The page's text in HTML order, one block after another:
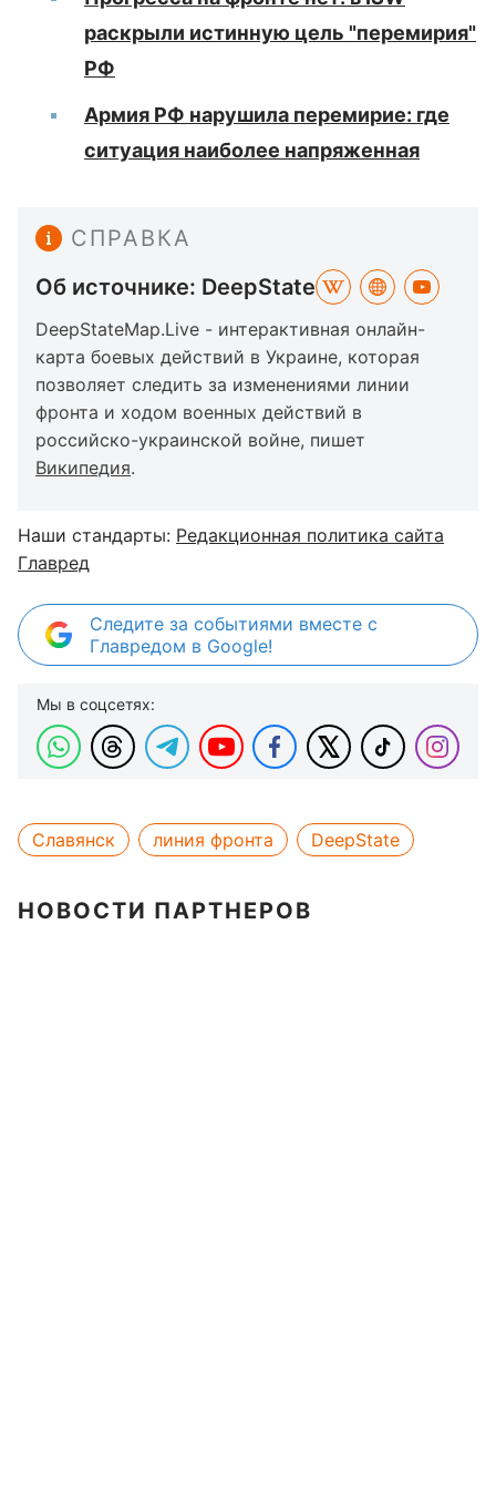
раскрыли истинную цель "перемирия"
РФ
Армия РФ нарушила перемирие: где
ситуация наиболее напряженная
СПРАВКА
Об источнике: DeepState
DeepStateMap.Live - интерактивная онлайн-
карта боевых действий в Украине, которая
позволяет следить за изменениями линии
фронта и ходом военных действий в
российско-украинской войне, пишет
Википедия.
Наши стандарты: Редакционная политика сайта
Главред
Следите за событиями вместе с
Главредом в Google!
Мы в соцсетях:
Славянск линия фронта DeepState
НОВОСТИ ПАРТНЕРОВ